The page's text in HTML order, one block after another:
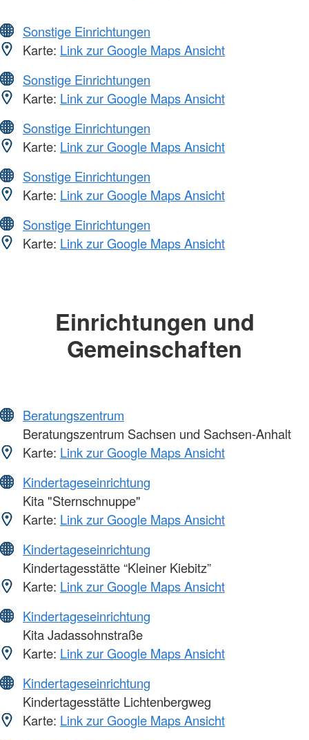
Sonstige Einrichtungen
Karte: Link zur Google Maps Ansicht
Sonstige Einrichtungen
Karte: Link zur Google Maps Ansicht
Sonstige Einrichtungen
Karte: Link zur Google Maps Ansicht
Sonstige Einrichtungen
Karte: Link zur Google Maps Ansicht
Sonstige Einrichtungen
Karte: Link zur Google Maps Ansicht
Einrichtungen und
Gemeinschaften
Beratungszentrum
Beratungszentrum Sachsen und Sachsen-Anhalt
Karte: Link zur Google Maps Ansicht
Kindertageseinrichtung
Kita "Sternschnuppe"
Karte: Link zur Google Maps Ansicht
Kindertageseinrichtung
Kindertagesstätte “Kleiner Kiebitz”
Karte: Link zur Google Maps Ansicht
Kindertageseinrichtung
Kita Jadassohnstraße
Karte: Link zur Google Maps Ansicht
Kindertageseinrichtung
Kindertagesstätte Lichtenbergweg
Karte: Link zur Google Maps Ansicht